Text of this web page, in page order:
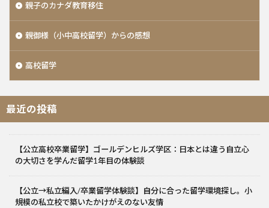
親子のカナダ教育移住
親御様（小中高校留学）からの感想
高校留学
最近の投稿
【公立高校卒業留学】ゴールデンヒルズ学区：日本とは違う自立心
の大切さを学んだ留学1年目の体験談
【公立→私立編入/卒業留学体験談】自分に合った留学環境探し。小
規模の私立校で築いたかけがえのない友情